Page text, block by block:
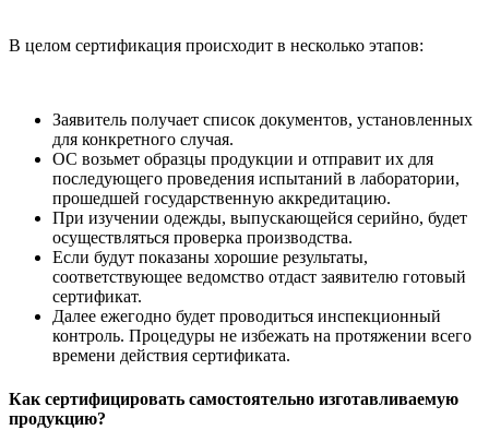
В целом сертификация происходит в несколько этапов:
Заявитель получает список документов, установленных
для конкретного случая.
ОС возьмет образцы продукции и отправит их для
последующего проведения испытаний в лаборатории,
прошедшей государственную аккредитацию.
При изучении одежды, выпускающейся серийно, будет
осуществляться проверка производства.
Если будут показаны хорошие результаты,
соответствующее ведомство отдаст заявителю готовый
сертификат.
Далее ежегодно будет проводиться инспекционный
контроль. Процедуры не избежать на протяжении всего
времени действия сертификата.
Как сертифицировать самостоятельно изготавливаемую
продукцию?